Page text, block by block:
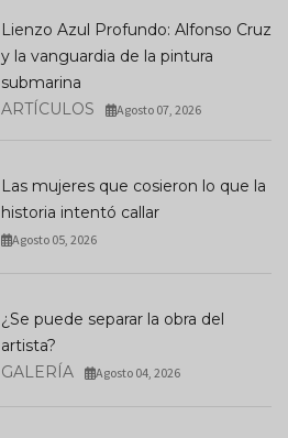
Lienzo Azul Profundo: Alfonso Cruz
y la vanguardia de la pintura
submarina
ARTÍCULOS
Agosto 07, 2026
Las mujeres que cosieron lo que la
historia intentó callar
Agosto 05, 2026
¿Se puede separar la obra del
artista?
GALERÍA
Agosto 04, 2026